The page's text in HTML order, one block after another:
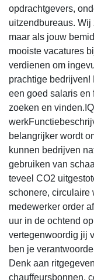
opdrachtgevers,
uitzendbureaus.
maar als jouw
mooiste vacatures
verdienen om
prachtige bedrijven!
een goed salaris en
zoeken en
belangrijker wordt
kunnen bedrijven
gebruiken van
teveel CO2
schonere, circulaire
medewerker order
uur in de ochtend
vertegenwoordig jij
ben je
Denk aan
chauffeursbonnen,